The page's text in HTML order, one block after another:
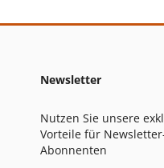
Newsletter
Nutzen Sie unsere
Vorteile für
Abonnenten